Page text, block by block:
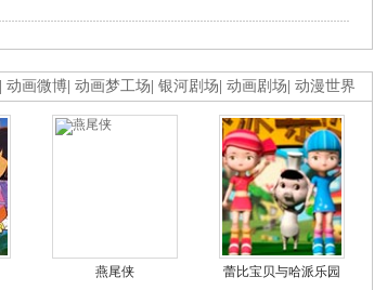
动画微博 动画梦工场 银河剧场 动画剧场 动漫世界
燕尾侠 蕾比宝贝与哈派乐园